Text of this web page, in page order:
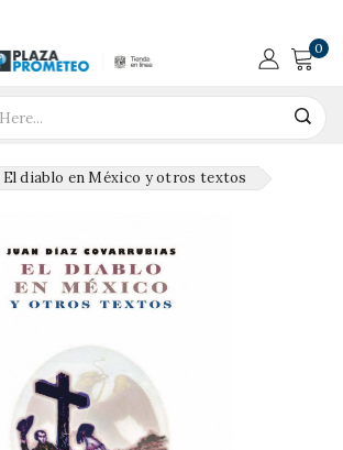
0
El diablo en México y otros textos